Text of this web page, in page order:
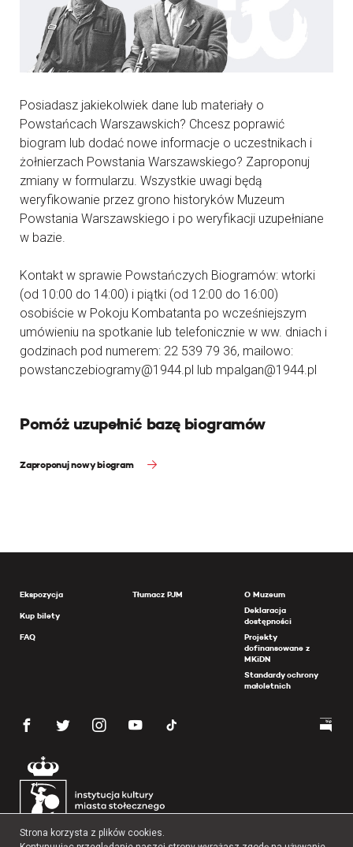
Posiadasz jakiekolwiek dane lub materiały o
Powstańcach Warszawskich? Chcesz poprawić
biogram lub dodać nowe informacje o uczestnikach i
żołnierzach Powstania Warszawskiego? Zaproponuj
zmiany w formularzu. Wszystkie uwagi będą
weryfikowanie przez grono historyków Muzeum
Powstania Warszawskiego i po weryfikacji uzupełniane
w bazie.
Kontakt w sprawie Powstańczych Biogramów: wtorki
(od 10:00 do 14:00) i piątki (od 12:00 do 16:00)
osobiście w Pokoju Kombatanta po wcześniejszym
umówieniu na spotkanie lub telefonicznie w ww. dniach i
godzinach pod numerem: 22 539 79 36, mailowo:
powstanczebiogramy@1944.pl lub mpalgan@1944.pl
Pomóż uzupełnić bazę biogramów
Zaproponuj nowy biogram
Ekspozycja
Kup bilety
FAQ
Tłumacz PJM
O Muzeum
Deklaracja
dostępności
Projekty
dofinansowane z
MKiDN
Standardy ochrony
małoletnich
Strona korzysta z plików cookies.